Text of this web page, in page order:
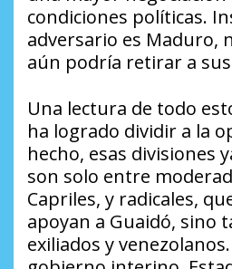
condiciones políticas.
adversario es Maduro,
aún podría retirar a
Una lectura de todo
ha logrado dividir a la
hecho, esas divisiones
son solo entre
Capriles, y radicales,
apoyan a Guaidó, sino
exiliados y